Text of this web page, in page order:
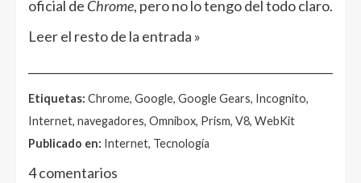
oficial de Chrome, pero no lo tengo del todo claro.
Leer el resto de la entrada »
Etiquetas: Chrome, Google, Google Gears, Incognito,
Internet, navegadores, Omnibox, Prism, V8, WebKit
Publicado en: Internet, Tecnología
4 comentarios